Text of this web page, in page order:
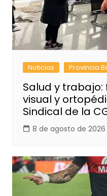
Noticias Provincia
Salud y
visual y
Sindical de la
8 de agosto de 2026